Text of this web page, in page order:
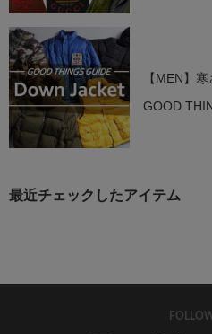
【MEN】
GOOD
最近チェックしたアイテム